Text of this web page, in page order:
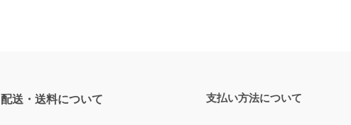
配送・送料について 支払い方法について